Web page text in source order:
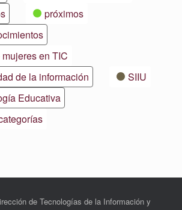
próximos
en TIC
de la información
SIIU
Educativa
de Tecnologías de la Información y